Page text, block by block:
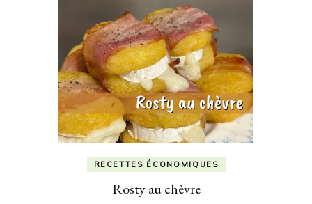
RECETTES ÉCONOMIQUES
Rosty au chèvre